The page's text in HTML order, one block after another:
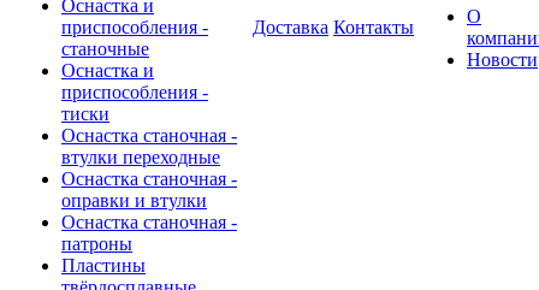
Оснастка и
приспособления -
станочные
Оснастка и
приспособления -
тиски
Оснастка станочная -
втулки переходные
Оснастка станочная -
оправки и втулки
Оснастка станочная -
патроны
Пластины
Доставка Контакты
О
Новости